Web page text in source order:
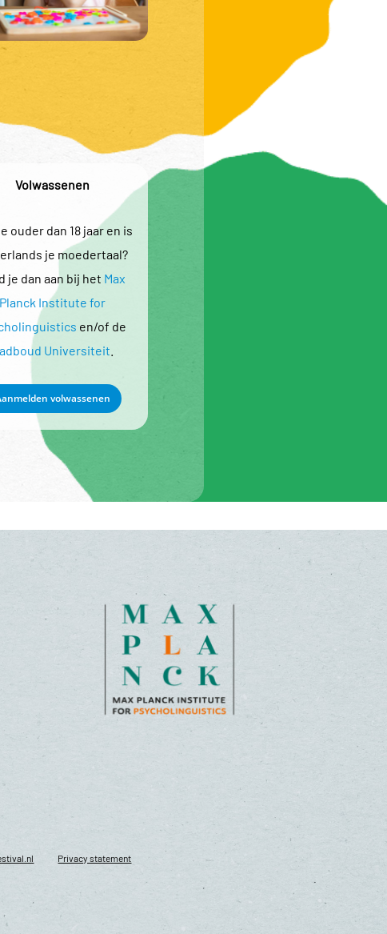
Volwassenen
ouder dan 18 jaar en is
je moedertaal?
je dan aan bij het Max
Planck Institute for
en/of de
Universiteit
volwassenen
Privacy statement